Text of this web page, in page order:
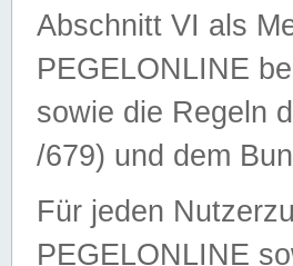
Abschnitt VI als
PEGELONLINE
sowie die Regeln
/679) und dem
Für jeden
PEGELONLINE